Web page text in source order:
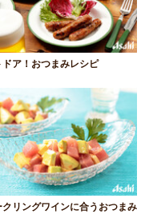
ドア！おつまみレシピ
クリングワインに合うおつまみ